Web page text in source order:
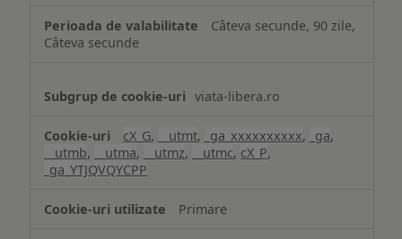
Câteva secunde, 90 zile,
Câteva secunde
viata-libera.ro
cX_G, __utmt, _ga_xxxxxxxxxx, _ga,
__utmb, __utma, __utmz, __utmc, cX_P,
_ga_YTJQVQYCPP
Primare